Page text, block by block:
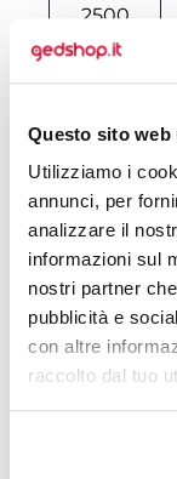
Questo sito
Utilizziamo i
annunci, per
analizzare il
informazioni sul
nostri partner
pubblicità e
con altre
raccolto dal tuo
2500
3000
9500
14500
499500
500000